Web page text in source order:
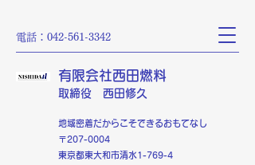
有限会社西田燃料
​​地域密着だからこそできるおもてなし
〒207-0004
東京都東大和市清水1-769-4
電話：042-561-3342
​取締役 西田修久